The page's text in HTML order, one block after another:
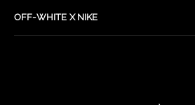
OFF-WHITE X NIKE